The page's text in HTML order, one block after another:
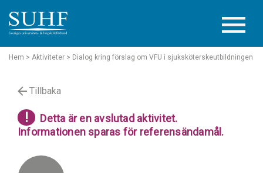
Hem > Aktiviteter > Dialog kring förslag om VFU i sjuksköterskeutbildningen
Tillbaka
!
Detta är en avslutad aktivitet.
Informationen sparas för referensändamål.